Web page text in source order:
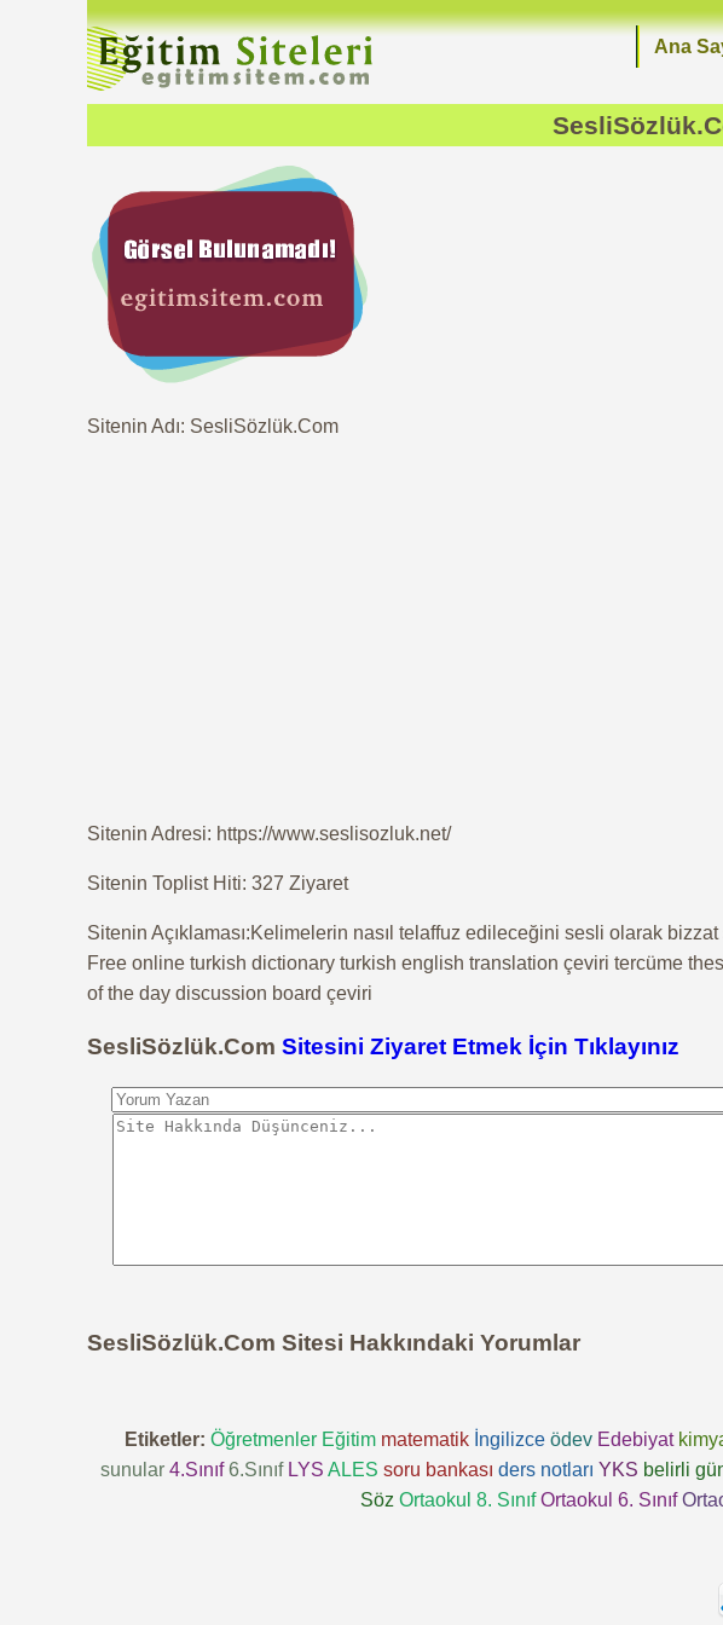
Ana
Sitenin Adı: SesliSözlük.Com
Sitenin Adresi: https://www.seslisozluk.net/
Sitenin Toplist Hiti: 327 Ziyaret
Sitenin Açıklaması:Kelimelerin nasıl telaffuz edileceğini sesli olarak
Free online turkish dictionary turkish english translation çeviri tercüme
of the day discussion board çeviri
SesliSözlük.Com Sitesini Ziyaret Etmek İçin Tıklayınız
SesliSözlük.Com Sitesi Hakkındaki Yorumlar
Etiketler: Öğretmenler Eğitim matematik İngilizce ödev Edebiyat
sunular 4.Sınıf 6.Sınıf LYS ALES soru bankası ders notları YKS belirli
Söz Ortaokul 8. Sınıf Ortaokul 6. Sınıf